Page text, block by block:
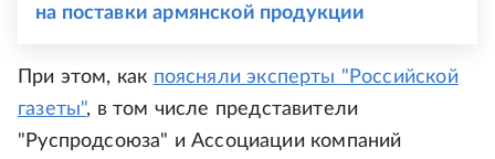
на поставки армянской продукции
При этом, как поясняли эксперты "Российской
газеты", в том числе представители
"Руспродсоюза" и Ассоциации компаний